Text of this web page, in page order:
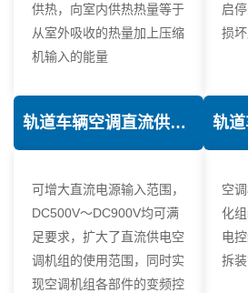
供热，向室内供热热量等于
从室外吸收的热量加上压缩
机输入的能量
启
损
轨道车辆空调直流供电技术
可增大直流电源输入范围，
DC500V～DC900V均可满
足要求，扩大了直流供电空
调机组的使用范围，同时实
现空调机组各部件的变频控
空
化
电
拆